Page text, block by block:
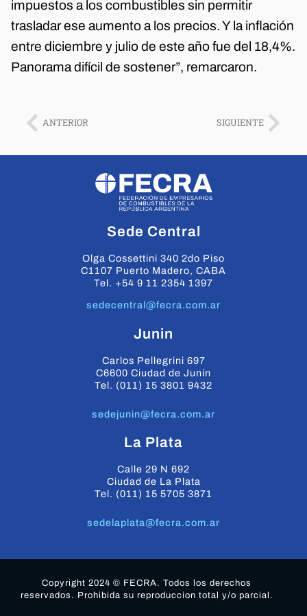
impuestos a los combustibles sin permitir
trasladar ese aumento a los precios. Y la inflación
entre diciembre y julio de este año fue del 18,4%.
Panorama difícil de sostener”, remarcaron.
ANTERIOR SIGUIENTE
Sede Central
Olga Cossettini 340 2do Piso
C1107 Puerto Madero, CABA
Tel. +54 9 11 2354 1397
sedecentral@fecra.com.ar
Junin
Carlos Pellegrini 697
C6600 Ciudad de Junín
Tel. (011) 15 3801 9432
sedejunin@fecra.com.ar
La Plata
Calle 29 N 692
Ciudad de La Plata
Tel. (011) 15 5705 3871
sedelaplata@fecra.com.ar
Copyright 2024 © FECRA. Todos los derechos
reservados. Prohibida su reproduccion total y/o parcial.